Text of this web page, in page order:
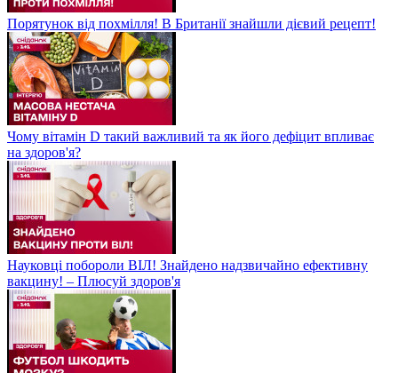
Порятунок від похмілля! В Британії знайшли дієвий рецепт!
Чому вітамін D такий важливий та як його дефіцит впливає
на здоров'я?
Науковці побороли ВІЛ! Знайдено надзвичайно ефективну
вакцину! – Плюсуй здоров'я